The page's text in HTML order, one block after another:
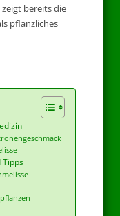
bereits die
pflanzliches
Tipps